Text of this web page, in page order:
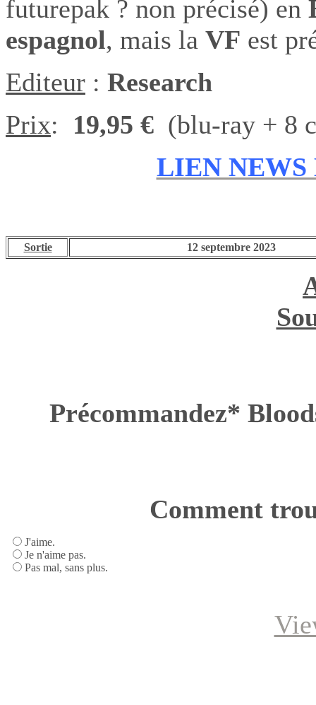
futurepak ? non précisé) en
espagnol, mais la VF est
Editeur : Research
Prix: 19,95 € (blu-ray + 8
LIEN
Sortie 12 septembre 2023
Précommandez*
Comment
J'aime.
Je n'aime pas.
Pas mal, sans plus.